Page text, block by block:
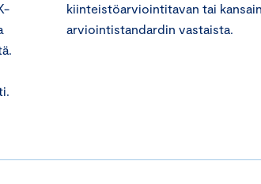
kiinteistöarviointitavan tai
arviointistandardin vastaista.